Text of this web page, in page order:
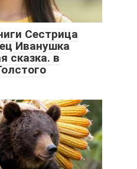
Сестрица
Иванушка
сказка. в